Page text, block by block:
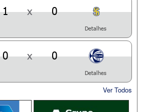
1 x 0
Detalhes
0 x 0
Detalhes
Ver Todos